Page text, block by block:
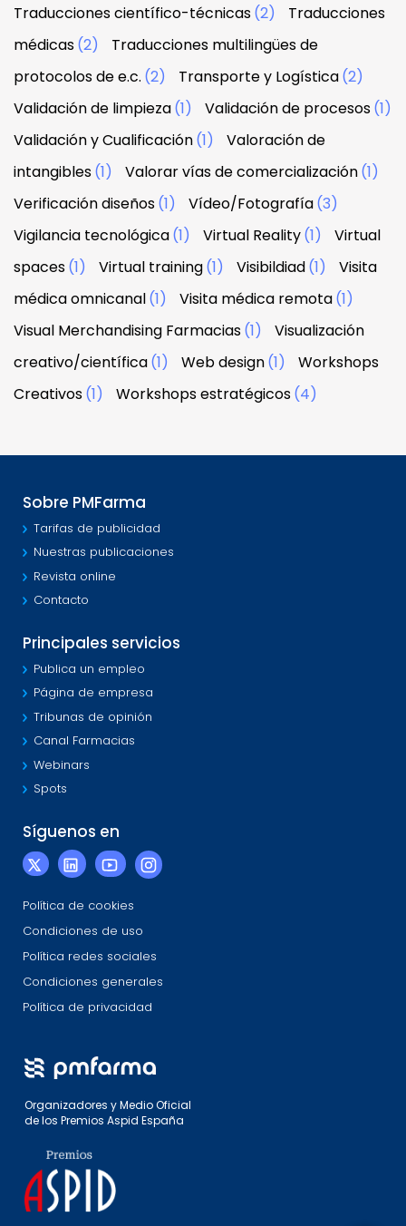
Traducciones científico-técnicas(2)
Traducciones
médicas(2)
Traducciones multilingües de
protocolos de e.c. (2) Transporte y Logística(2)
Validación de limpieza(1) Validación de procesos(1)
Validación y Cualificación(1)
Valoración de
intangibles(1) Valorar vías de comercialización(1)
Verificación diseños(1) Vídeo/Fotografía(3)
Vigilancia tecnológica(1) Virtual Reality(1)
Virtual
spaces(1) Virtual training(1) Visibildiad(1)
Visita
médica omnicanal(1) Visita médica remota(1)
Visual Merchandising Farmacias(1)
Visualización
creativo/científica(1) Web design(1)
Workshops
Creativos(1) Workshops estratégicos(4)
Sobre PMFarma
Tarifas de publicidad
Nuestras publicaciones
Revista online
Contacto
Principales servicios
Publica un empleo
Página de empresa
Tribunas de opinión
Canal Farmacias
Webinars
Spots
Síguenos en
Política de cookies
Condiciones de uso
Política redes sociales
Condiciones generales
Política de privacidad
Organizadores y Medio Oficial
de los Premios Aspid España